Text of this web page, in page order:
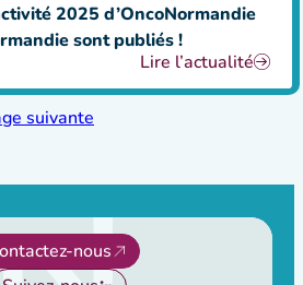
2025 d’OncoNormandie
sont publiés !
Lire l’actualité
suivante
nous